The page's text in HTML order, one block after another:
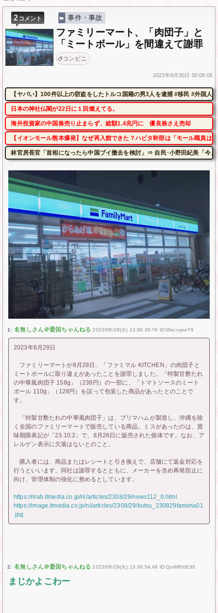
2コメント 事件・事故
ファミリーマート、「肉団子」と
「ミートボール」を間違えて謝罪
コンビニ
2023年8月30日 00:08:05
【ヤバい】100件以上の窃盗をしたトルコ国籍の男3人を逮捕 #移民 #外国人
日本の神社仏閣が22日に１回燃えてる。
海外投資家の中国株売り止まらず、総額1.4兆円に 優良株さえ売却
【イオンモール熊本爆発】なぜ再入館できた？ハビタ幹部は「モール職員
林官房長官「首相になったら中国ブイ撤去を検討」⇒ 自民･小野田紀美「今
1: 2023/08/29(火) 13:38:38.76 ID:WaccqeeY9
2023年8月29日
ファミリーマートが8月28日、「ファミマル KITCHEN」の肉団子と
ミートボールに取り違えがあったことを謝罪しました。「特製甘酢たれ
の中華風肉団子 158g」（238円）の一部に、「トマトソースのミート
ボール 110g」（128円）を誤って包装した商品があったとのことで
す。
「特製甘酢たれの中華風肉団子」は、プリマハムが製造し、沖縄を除
く全国のファミリーマートで販売している商品。ミスがあったのは、賞
味期限表記が「23.10.2」で、8月26日に販売された個体です。なお、ア
レルゲン表示に欠落はないとのこと。
購入者には、商品またはレシートと引き換えで、店舗にて返金対応を
行うといいます。同社は謝罪するとともに、メーカーを含め再発防止に
向け、管理体制の強化に努めるとしています。
https://nlab.itmedia.co.jp/nl/articles/2308/29/news112_0.html
https://image.itmedia.co.jp/nl/articles/2308/29/kutsu_230829famima01
.jpg
2: 2023/08/29(火) 13:39:54.49 ID:QuWBVtE30
まじかよこわー